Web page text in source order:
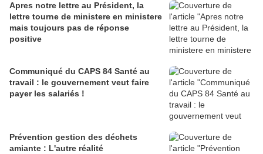
Apres notre lettre au Président, la
lettre tourne de ministere en ministere
mais toujours pas de réponse
positive
Communiqué du CAPS 84 Santé au
travail : le gouvernement veut faire
payer les salariés !
Prévention gestion des déchets
amiante : L'autre réalité